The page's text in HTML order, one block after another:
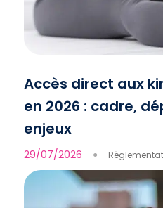
Accès direct aux
en 2026 : cadre,
enjeux
29/07/2026 ●